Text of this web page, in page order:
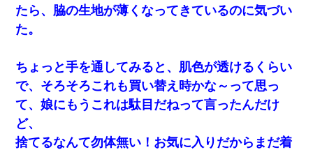
たら、脇の生地が薄くなってきているのに気づい
た。
ちょっと手を通してみると、肌色が透けるくらい
で、そろそろこれも買い替え時かな～って思っ
て、娘にもうこれは駄目だねって言ったんだけ
ど、
捨てるなんて勿体無い！お気に入りだからまだ着